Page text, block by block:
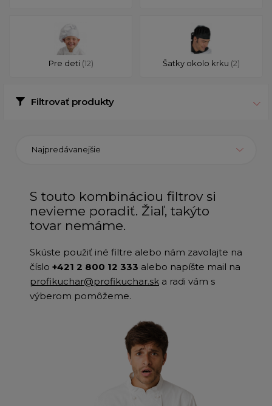
Pre deti (12) Šatky okolo krku (2)
Filtrovať produkty
Najpredávanejšie
S touto kombináciou filtrov si
nevieme poradiť. Žiaľ, takýto
tovar nemáme.
Skúste použiť iné filtre alebo nám zavolajte na
číslo +421 2 800 12 333 alebo napíšte mail na
profikuchar@profikuchar.sk a radi vám s
výberom pomôžeme.